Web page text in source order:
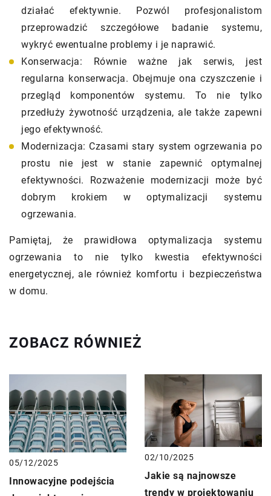
działać efektywnie. Pozwól profesjonalistom
przeprowadzić szczegółowe badanie systemu,
wykryć ewentualne problemy i je naprawić.
Konserwacja: Równie ważne jak serwis, jest
regularna konserwacja. Obejmuje ona czyszczenie i
przegląd komponentów systemu. To nie tylko
przedłuży żywotność urządzenia, ale także zapewni
jego efektywność.
Modernizacja: Czasami stary system ogrzewania po
prostu nie jest w stanie zapewnić optymalnej
efektywności. Rozważenie modernizacji może być
dobrym krokiem w optymalizacji systemu
ogrzewania.
Pamiętaj, że prawidłowa optymalizacja systemu
ogrzewania to nie tylko kwestia efektywności
energetycznej, ale również komfortu i bezpieczeństwa
w domu.
ZOBACZ RÓWNIEŻ
05/12/2025
Innowacyjne podejścia
02/10/2025
Jakie są najnowsze
trendy w projektowaniu